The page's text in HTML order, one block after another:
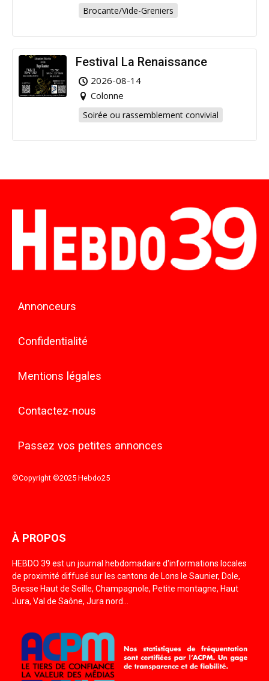
Brocante/Vide-Greniers
Festival La Renaissance
2026-08-14
Colonne
Soirée ou rassemblement convivial